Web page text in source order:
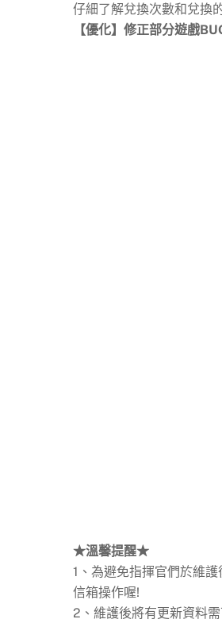
仔細了解兌換次數和兌換
【優化】修正部分遊戲
★溫馨提醒★
1、為避免指揮官們於維
信箱操作喔!
2、維護後將有更新資料